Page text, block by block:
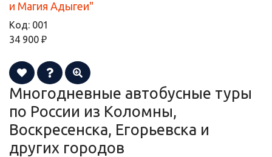
и Магия Адыгеи"
Код: 001
34 900 ₽
Многодневные автобусные туры
по России из Коломны,
Воскресенска, Егорьевска и
других городов